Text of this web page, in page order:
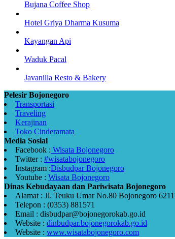
Bujana Coffee Shop
Hotel Griya Dharma Kusuma
Kayangan Api
Waduk Pacal
Javanilla Resto & Bakery
Pelesir Bojonegoro
Transportasi
Traveling
Kerajinan
Toko Cinderamata
Media Sosial
Facebook : Wisata Bojonegoro
Twitter : #wisatabojonegoro
Instagram :Disbudpar Bojonegoro
Youtube : Wisata Bojonegoro
Dinas Kebudayaan dan Pariwisata Bojonegoro
Alamat : Jl. Teuku Umar No.80 Bojonegoro
Telepon : (0353) 881571
Email : disbudpar@bojonegorokab.go.id
Website : dinbudpar.bojonegorokab.go.id
Website : www.wisatabojonegoro.com